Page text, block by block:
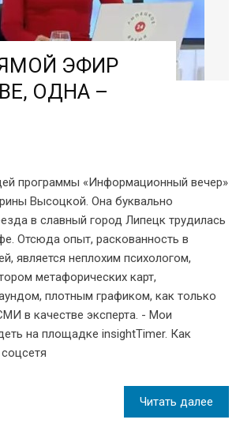
ЭФИР
ОДНА –
программы «Информационный вечер»
Высоцкой. Она буквально
в славный город Липецк трудилась
Отсюда опыт, раскованность в
является неплохим психологом,
метафорических карт,
плотным графиком, как только
в качестве эксперта. - Мои
на площадке insightTimer. Как
Читать далее